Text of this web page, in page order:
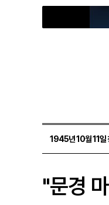
1945년 10월 11일
"문경